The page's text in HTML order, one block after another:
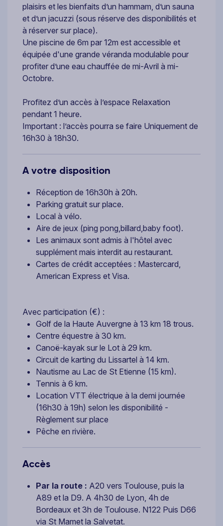
plaisirs et les bienfaits d’un hammam, d’un sauna
et d’un jacuzzi (sous réserve des disponibilités et
à réserver sur place).
Une piscine de 6m par 12m est accessible et
équipée d'une grande véranda modulable pour
profiter d’une eau chauffée de mi-Avril à mi-
Octobre.
Profitez d’un accès à l’espace Relaxation
pendant 1 heure.
Important : l’accès pourra se faire Uniquement de
16h30 à 18h30.
A votre disposition
Réception de 16h30h à 20h.
Parking gratuit sur place.
Local à vélo.
Aire de jeux (ping pong,billard,baby foot).
Les animaux sont admis à l'hôtel avec
supplément mais interdit au restaurant.
Cartes de crédit acceptées : Mastercard,
American Express et Visa.
Avec participation (€) :
Golf de la Haute Auvergne à 13 km 18 trous.
Centre équestre à 30 km.
Canoë-kayak sur le Lot à 29 km.
Circuit de karting du Lissartel à 14 km.
Nautisme au Lac de St Etienne (15 km).
Tennis à 6 km.
Location VTT électrique à la demi journée
(16h30 à 19h) selon les disponibilité -
Règlement sur place
Pêche en rivière.
Accès
Par la route : A20 vers Toulouse, puis la
A89 et la D9. A 4h30 de Lyon, 4h de
Bordeaux et 3h de Toulouse. N122 Puis D66
via St Mamet la Salvetat.